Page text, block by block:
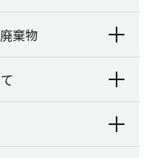
棄物